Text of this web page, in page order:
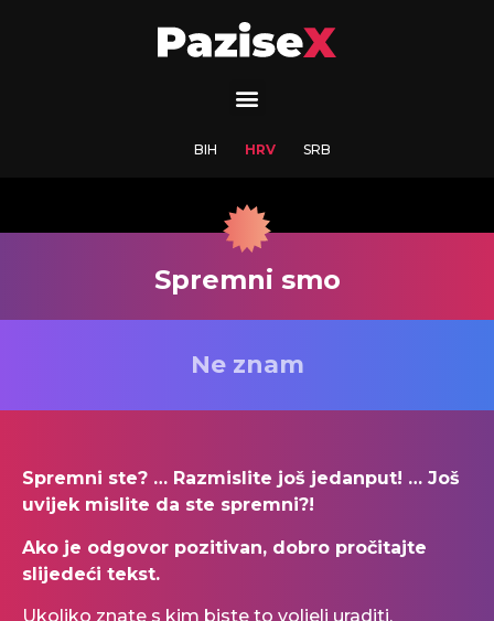
BIH HRV SRB
Spremni smo
Ne znam
Spremni ste? … Razmislite još jedanput! … Još
uvijek mislite da ste spremni?!
Ako je odgovor pozitivan, dobro pročitajte
slijedeći tekst.
Ukoliko znate s kim biste to voljeli uraditi,